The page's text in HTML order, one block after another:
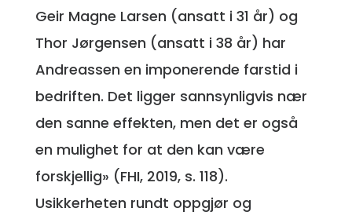
Geir Magne Larsen (ansatt i 31 år) og
Thor Jørgensen (ansatt i 38 år) har
Andreassen en imponerende farstid i
bedriften. Det ligger sannsynligvis nær
den sanne effekten, men det er også
en mulighet for at den kan være
forskjellig» (FHI, 2019, s. 118).
Usikkerheten rundt oppgjør og